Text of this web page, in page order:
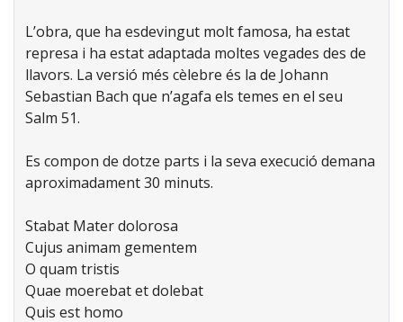
L’obra, que ha esdevingut molt famosa, ha estat
represa i ha estat adaptada moltes vegades des de
llavors. La versió més cèlebre és la de Johann
Sebastian Bach que n’agafa els temes en el seu
Salm 51.
Es compon de dotze parts i la seva execució demana
aproximadament 30 minuts.
Stabat Mater dolorosa
Cujus animam gementem
O quam tristis
Quae moerebat et dolebat
Quis est homo